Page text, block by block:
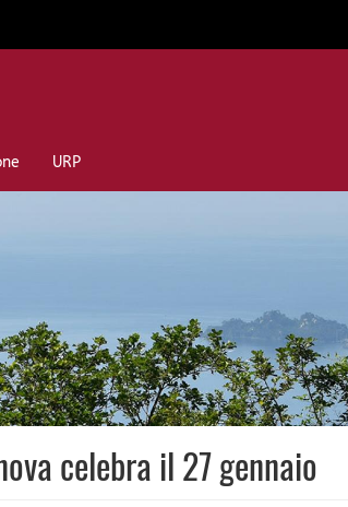
URP
celebra il 27 gennaio